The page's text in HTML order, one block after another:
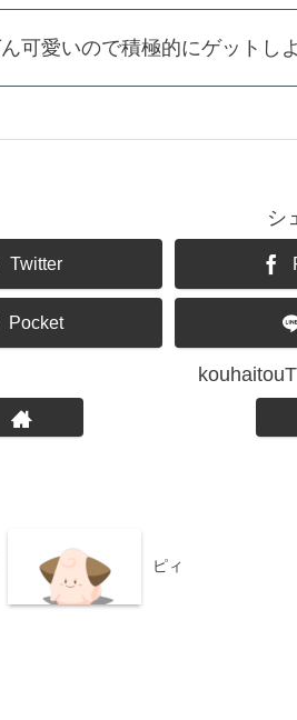
可愛いので積極的にゲットしよ
シ
Twitter
Pocket
ピィ